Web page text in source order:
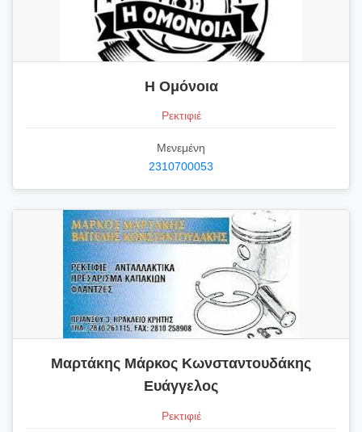
Η Ομόνοια
Ρεκτιφιέ
Μενεμένη
2310700053
Μαρτάκης Μάρκος Κωνσταντουδάκης
Ευάγγελος
Ρεκτιφιέ